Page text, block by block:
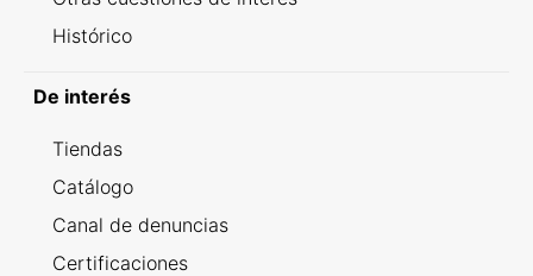
Histórico
De interés
Tiendas
Catálogo
Canal de denuncias
Certificaciones